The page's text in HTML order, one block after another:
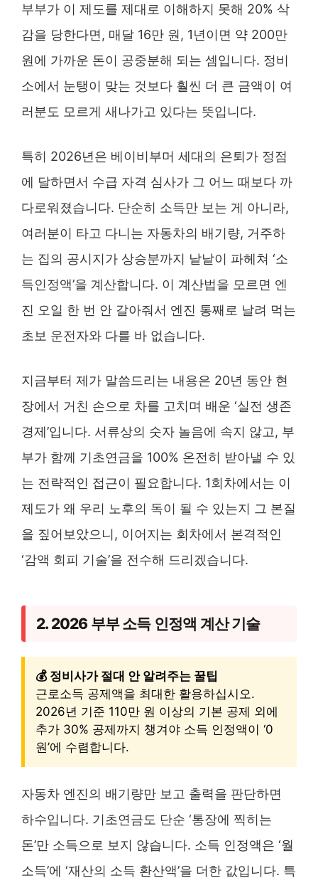
부부가 이 제도를 제대로 이해하지 못해 20% 삭
감을 당한다면, 매달 16만 원, 1년이면 약 200만
원에 가까운 돈이 공중분해 되는 셈입니다. 정비
소에서 눈탱이 맞는 것보다 훨씬 더 큰 금액이 여
러분도 모르게 새나가고 있다는 뜻입니다.
특히 2026년은 베이비부머 세대의 은퇴가 정점
에 달하면서 수급 자격 심사가 그 어느 때보다 까
다로워졌습니다. 단순히 소득만 보는 게 아니라,
여러분이 타고 다니는 자동차의 배기량, 거주하
는 집의 공시지가 상승분까지 낱낱이 파헤쳐 ‘소
득인정액’을 계산합니다. 이 계산법을 모르면 엔
진 오일 한 번 안 갈아줘서 엔진 통째로 날려 먹는
초보 운전자와 다를 바 없습니다.
지금부터 제가 말씀드리는 내용은 20년 동안 현
장에서 거친 손으로 차를 고치며 배운 ‘실전 생존
경제’입니다. 서류상의 숫자 놀음에 속지 않고, 부
부가 함께 기초연금을 100% 온전히 받아낼 수 있
는 전략적인 접근이 필요합니다. 1회차에서는 이
제도가 왜 우리 노후의 독이 될 수 있는지 그 본질
을 짚어보았으니, 이어지는 회차에서 본격적인
‘감액 회피 기술’을 전수해 드리겠습니다.
2. 2026 부부 소득 인정액 계산 기술
💰 정비사가 절대 안 알려주는 꿀팁
근로소득 공제액을 최대한 활용하십시오.
2026년 기준 110만 원 이상의 기본 공제 외에
추가 30% 공제까지 챙겨야 소득 인정액이 ‘0
원’에 수렴합니다.
자동차 엔진의 배기량만 보고 출력을 판단하면
하수입니다. 기초연금도 단순 ‘통장에 찍히는
돈’만 소득으로 보지 않습니다. 소득 인정액은 ‘월
소득’에 ‘재산의 소득 환산액’을 더한 값입니다. 특